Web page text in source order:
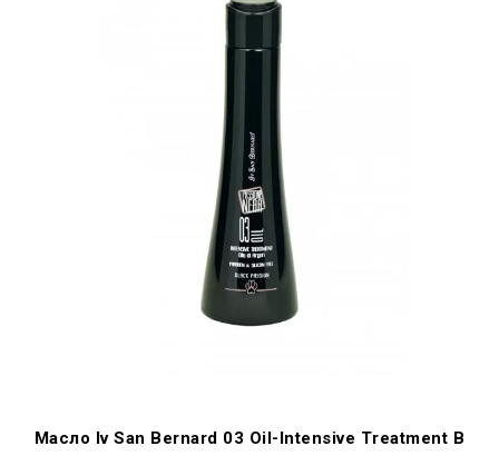
Масло Iv San Bernard 03 Oil-Intensive Treatment В